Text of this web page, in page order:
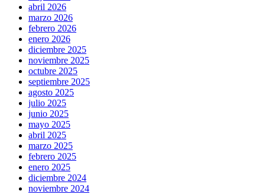
abril 2026
marzo 2026
febrero 2026
enero 2026
diciembre 2025
noviembre 2025
octubre 2025
septiembre 2025
agosto 2025
julio 2025
junio 2025
mayo 2025
abril 2025
marzo 2025
febrero 2025
enero 2025
diciembre 2024
noviembre 2024